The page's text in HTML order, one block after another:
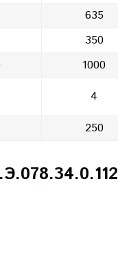
635
350
1000
4
250